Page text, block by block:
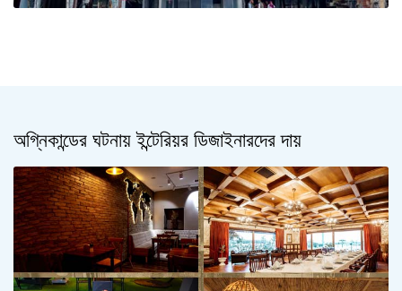
অগ্নিকান্ডের ঘটনায় ইন্টেরিয়র ডিজাইনারদের দায়